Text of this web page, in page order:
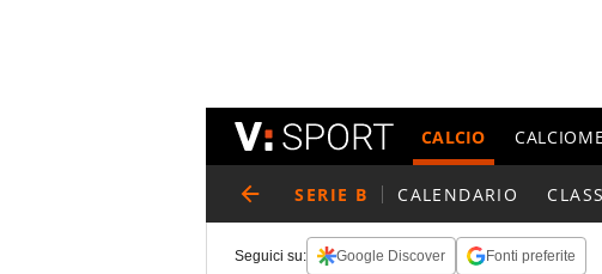
CALCIO
SERIE B CALENDARIO
Seguici su: Google Discover Fonti preferite